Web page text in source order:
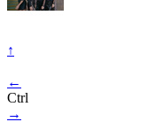
↑
←
Ctrl
→